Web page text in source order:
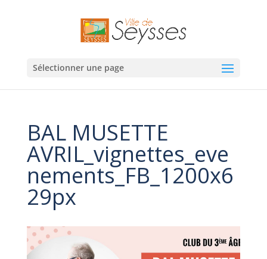
Sélectionner une page
BAL MUSETTE
AVRIL_vignettes_eve
nements_FB_1200x6
29px